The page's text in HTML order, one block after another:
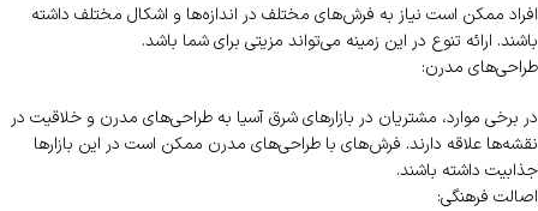
افراد ممکن است نیاز به فرش‌های مختلف در اندازه‌ها و اشکال مختلف داشته
باشند. ارائه تنوع در این زمینه می‌تواند مزیتی برای شما باشد.
طراحی‌های مدرن:
در برخی موارد، مشتریان در بازارهای شرق آسیا به طراحی‌های مدرن و خلاقیت در
نقشه‌ها علاقه دارند. فرش‌های با طراحی‌های مدرن ممکن است در این بازارها
جذابیت داشته باشند.
اصالت فرهنگی: